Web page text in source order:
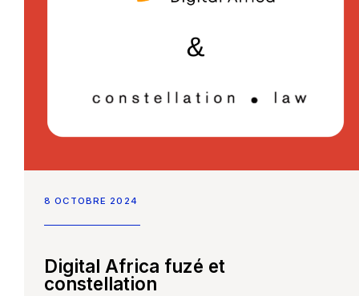
8 OCTOBRE 2024
Digital Africa fuzé et
constellation